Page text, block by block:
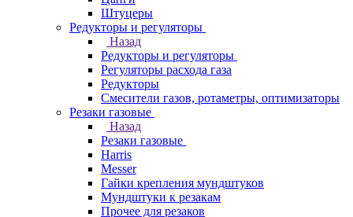
Штуцеры
Редукторы и регуляторы
Назад
Редукторы и регуляторы
Регуляторы расхода газа
Редукторы
Смесители газов, ротаметры, оптимизаторы
Резаки газовые
Назад
Резаки газовые
Harris
Messer
Гайки крепления мундштуков
Мундштуки к резакам
Прочее для резаков